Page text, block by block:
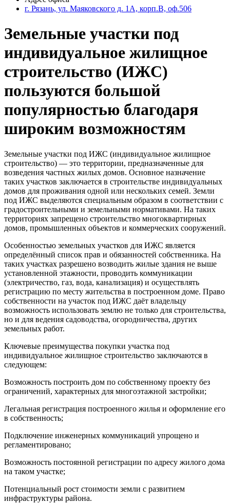
г. Рязань, ул. Маяковского д. 1А, корп.В, оф.506
Земельные участки под
индивидуальное жилищное
строительство (ИЖС)
пользуются большой
популярностью благодаря
широким возможностям
Земельные участки под ИЖС (индивидуальное жилищное
строительство) — это территории, предназначенные для
возведения частных жилых домов. Основное назначение
таких участков заключается в строительстве индивидуальных
домов для проживания одной или нескольких семей. Земли
под ИЖС выделяются специальным образом в соответствии с
градостроительными и земельными нормативами. На таких
территориях запрещено строительство многоквартирных
домов, промышленных объектов и коммерческих сооружений.
Особенностью земельных участков для ИЖС является
определённый список прав и обязанностей собственника. На
таких участках разрешено возводить жилые здания не выше
установленной этажности, проводить коммуникации
(электричество, газ, вода, канализация) и осуществлять
регистрацию по месту жительства в построенном доме. Право
собственности на участок под ИЖС даёт владельцу
возможность использовать землю не только для строительства,
но и для ведения садоводства, огородничества, других
земельных работ.
Ключевые преимущества покупки участка под
индивидуальное жилищное строительство заключаются в
следующем:
Возможность построить дом по собственному проекту без
ограничений, характерных для многоэтажной застройки;
Легальная регистрация построенного жилья и оформление его
в собственность;
Подключение инженерных коммуникаций упрощено и
регламентировано;
Возможность постоянной регистрации по адресу жилого дома
на таком участке;
Потенциальный рост стоимости земли с развитием
инфраструктуры района.